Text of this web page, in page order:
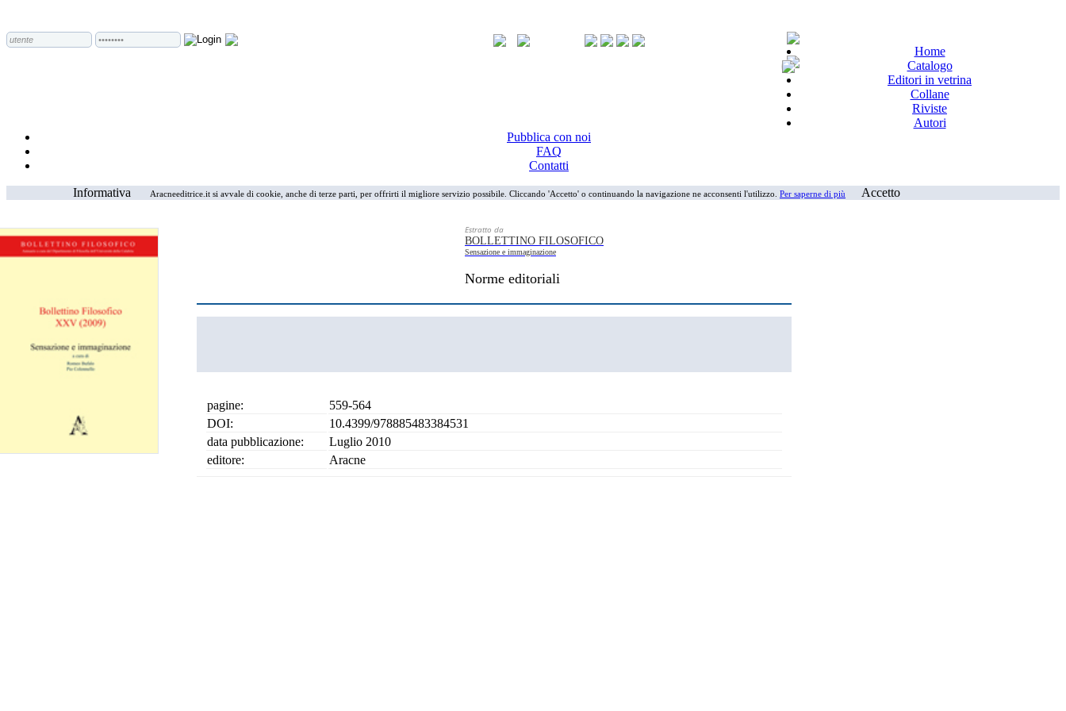
Home
Catalogo
Editori in vetrina
Collane
Riviste
Autori
Pubblica con noi
FAQ
Contatti
Informativa
Aracneeditrice.it si avvale di cookie, anche di terze parti, per offrirti il migliore servizio possibile. Cliccando 'Accetto' o continuando la navigazione ne acconsenti l'utilizzo. Per saperne di più Accetto
Estratto da
BOLLETTINO FILOSOFICO
Sensazione e immaginazione
Norme editoriali
pagine:
559-564
DOI:
10.4399/978885483384531
data pubblicazione:
Luglio 2010
editore:
Aracne